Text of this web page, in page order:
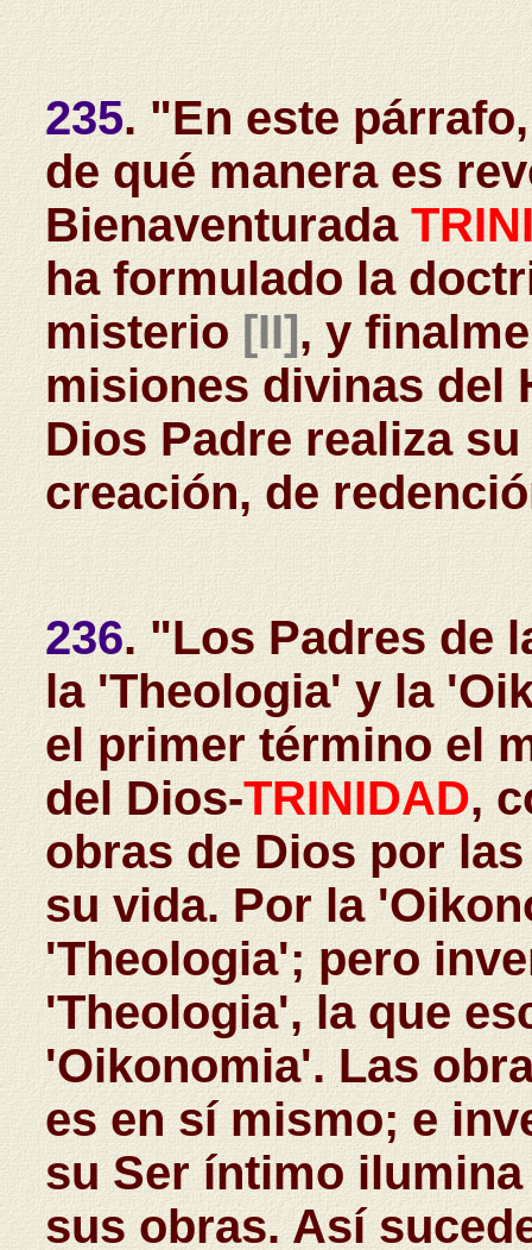
235. "En este
de qué manera es
Bienaventurada
ha formulado la
misterio[II], y
misiones divinas del
Dios Padre realiza
creación, de
236. "Los Padres de
la 'Theologia' y la
el primer término el
del Dios-TRINIDAD,
obras de Dios por
su vida. Por la
'Theologia'; pero
'Theologia', la que
'Oikonomia'. Las
es en sí mismo; e
su Ser íntimo
sus obras. Así